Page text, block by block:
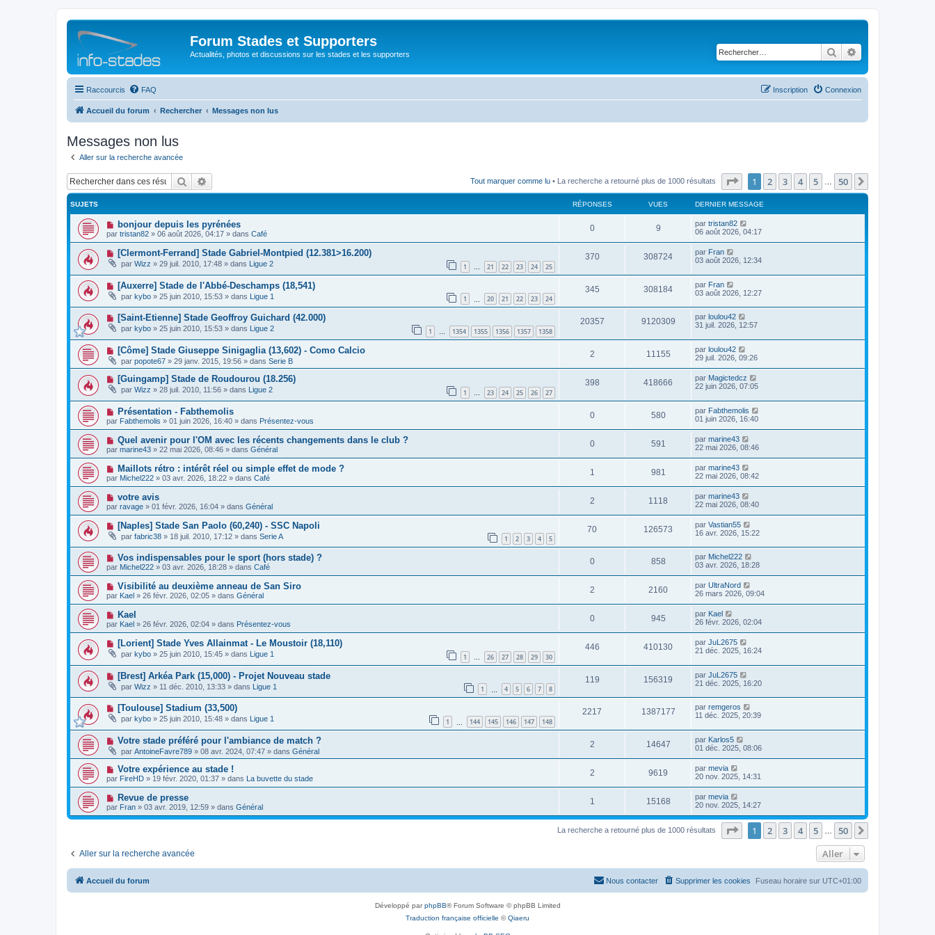
Forum Stades et Supporters
Actualités, photos et discussions sur les stades et les supporters Rechercher
Raccourcis FAQ Connexion
Inscription
Accueil du forum Rechercher Messages non lus
Messages non lus
Aller sur la recherche avancée
Rechercher Tout marquer comme lu • La recherche a retourné plus de 1000 résultats Page sur50
1 2 3 4 5 50
SUJETS RÉPONSES VUES DERNIER MESSAGE
N
o
u
v
a
m
e
s
s
a
g
e
bonjour depuis les pyrénées
par tristan82 » 06 août 2026, 04:17 » dans Café
0 9 par tristan82
06 août 2026, 04:17
N
o
u
v
e
a
u
m
s
s
a
e
[Clermont-Ferrand] Stade Gabriel-Montpied (12.381>16.200)
par Wizz » 29 juil. 2010, 17:48 » dans Ligue 2 1 … 21 22 23 24 25
370 308724 par Fran
03 août 2026, 12:34
N
o
u
v
a
u
m
s
s
a
g
e
[Auxerre] Stade de l'Abbé-Deschamps (18,541)
par kybo » 25 juin 2010, 15:53 » dans Ligue 1 1 20 21 22 23 24
345 308184 par Fran
03 août 2026, 12:27
N
o
u
v
a
u
m
e
s
s
a
g
e
[Saint-Etienne] Stade Geoffroy Guichard (42.000)
par kybo » 25 juin 2010, 15:53 » dans Ligue 2 1 … 1354 1355 1356 1357 1358
20357 9120309 par loulou42
31 juil. 2026, 12:57
N
o
u
v
a
m
e
s
s
a
g
e
[Côme] Stade Giuseppe Sinigaglia (13,602) - Como Calcio
par popote67 » 29 janv. 2015, 19:56 » dans Serie B
2 11155 par loulou42
29 juil. 2026, 09:26
N
o
u
v
e
a
m
e
s
s
g
e
[Guingamp] Stade de Roudourou (18.256)
par Wizz » 28 juil. 2010, 11:56 » dans Ligue 2 1 … 23 24 25 26 27
398 418666 par Magictedcz
22 juin 2026, 07:05
N
o
u
e
a
u
m
e
s
a
g
e
Présentation - Fabthemolis
par Fabthemolis » 01 juin 2026, 16:40 » dans Présentez-vous
0 580 par Fabthemolis
01 juin 2026, 16:40
N
o
u
v
e
a
u
m
e
s
s
a
g
e
Quel avenir pour l'OM avec les récents changements dans le club ?
par marine43 » 22 mai 2026, 08:46 » dans Général
0 591 par marine43
22 mai 2026, 08:46
N
o
u
e
a
u
m
e
s
s
a
g
e
Maillots rétro : intérêt réel ou simple effet de mode ?
par Michel222 » 03 avr. 2026, 18:22 » dans Café
1 981 par marine43
22 mai 2026, 08:42
N
o
u
v
a
u
m
s
s
a
g
e
votre avis
par ravage » 01 févr. 2026, 16:04 » dans Général
2 1118 par marine43
22 mai 2026, 08:40
N
o
u
v
e
a
u
m
s
s
g
e
[Naples] Stade San Paolo (60,240) - SSC Napoli
par fabric38 » 18 juil. 2010, 17:12 » dans Serie A 1 2 3 4 5
70 126573 par Vastian55
16 avr. 2026, 15:22
N
o
v
a
u
m
e
s
s
a
g
e
Vos indispensables pour le sport (hors stade) ?
par Michel222 » 03 avr. 2026, 18:28 » dans Café
0 858 par Michel222
03 avr. 2026, 18:28
N
o
v
e
a
u
m
e
s
s
g
Visibilité au deuxième anneau de San Siro
par Kael » 26 févr. 2026, 02:05 » dans Général
2 2160 par UltraNord
26 mars 2026, 09:04
N
o
v
a
m
e
s
s
a
g
e
Kael
par Kael » 26 févr. 2026, 02:04 » dans Présentez-vous
0 945 par Kael
26 févr. 2026, 02:04
N
o
u
v
a
u
m
s
a
g
e
[Lorient] Stade Yves Allainmat - Le Moustoir (18,110)
par kybo » 25 juin 2010, 15:45 » dans Ligue 1 1 … 26 27 28 29 30
446 410130 par JuL2675
21 déc. 2025, 16:24
N
o
u
v
a
u
m
e
s
s
a
e
[Brest] Arkéa Park (15,000) - Projet Nouveau stade
par Wizz » 11 déc. 2010, 13:33 » dans Ligue 1 1 4 5 6 7 8
119 156319 par JuL2675
21 déc. 2025, 16:20
N
o
u
v
e
a
u
m
s
s
g
e
[Toulouse] Stadium (33,500)
par kybo » 25 juin 2010, 15:48 » dans Ligue 1 1 144 145 146 147 148
2217 1387177 par remgeros
11 déc. 2025, 20:39
N
u
v
a
u
m
e
s
s
Votre stade préféré pour l'ambiance de match ?
par AntoineFavre789 » 08 avr. 2024, 07:47 » dans Général
2 14647 par Karlos5
01 déc. 2025, 08:06
N
o
u
v
e
a
u
s
a
g
Votre expérience au stade !
par FireHD » 19 févr. 2020, 01:37 » dans La buvette du stade
2 9619 par mevia
20 nov. 2025, 14:31
N
o
u
v
m
s
s
Revue de presse
par Fran » 03 avr. 2019, 12:59 » dans Général
1 15168 par mevia
20 nov. 2025, 14:27
La recherche a retourné plus de 1000 résultats Page sur50
1 2 3 4 5 50
Aller sur la recherche avancée Aller
Accueil du forum Fuseau horaire sur UTC+01:00
Supprimer les cookies
Nous contacter
Développé parphpBB® Forum Software © phpBB Limited
Traduction française officielle ©Qiaeru